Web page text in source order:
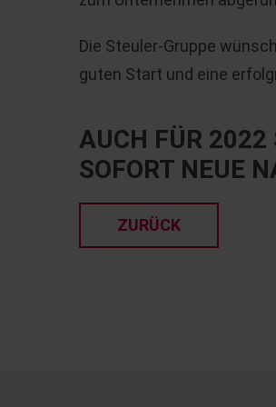
Die Steuler-Gruppe
guten Start und eine
AUCH FÜR 2022
SOFORT NEUE
ZURÜCK